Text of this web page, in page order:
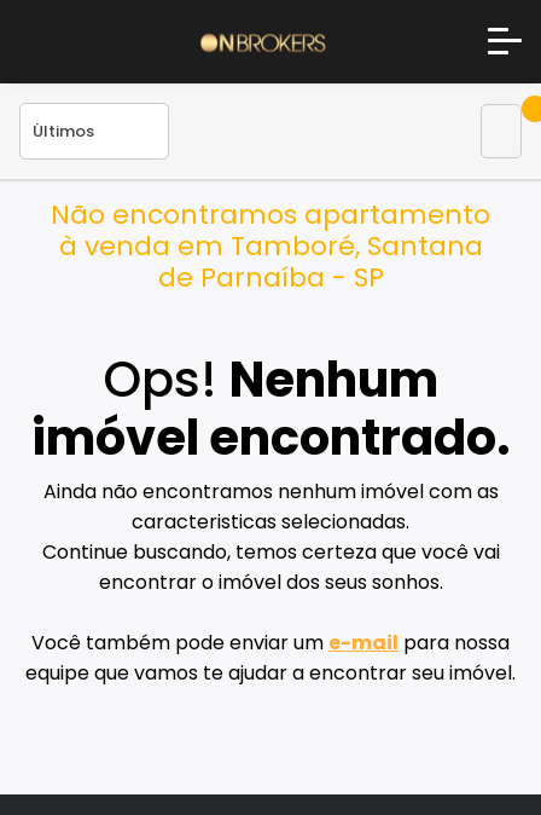
Não encontramos apartamento
à venda em Tamboré, Santana
de Parnaíba - SP
Ops! Nenhum
imóvel encontrado.
Ainda não encontramos nenhum imóvel com as
caracteristicas selecionadas.
Continue buscando, temos certeza que você vai
encontrar o imóvel dos seus sonhos.
Você também pode enviar um e-mail para nossa
equipe que vamos te ajudar a encontrar seu imóvel.